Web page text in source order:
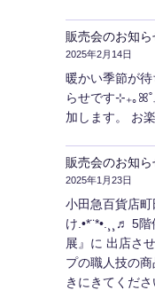
販売会のお知ら
2025年2月14日
暖かい季節が
らせです⊹₊｡
加します。 お
販売会のお知ら
2025年1月23日
小田急百貨店
け.•*¨*•.¸¸♬ 5
展』に 出店さ
プの職人技の
きにきてくだ